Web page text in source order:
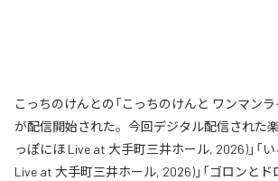
こっちのけんとの「こっちのけんと ワンマンラ
が配信開始された。今回デジタル配信された
っぽにほ Live at 大手町三井ホール, 2026)」「
Live at 大手町三井ホール, 2026)」「ゴロンと